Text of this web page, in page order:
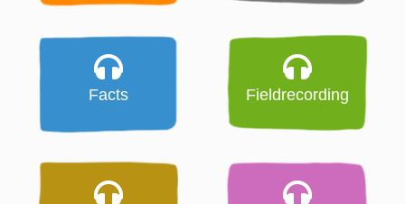
Facts Fieldrecording